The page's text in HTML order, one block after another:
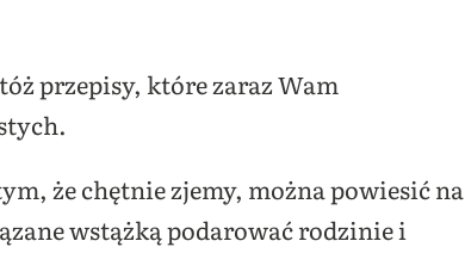
przepisy, które zaraz Wam
że chętnie zjemy, można powiesić na
wstążką podarować rodzinie i